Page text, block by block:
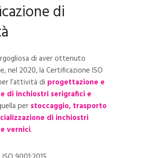
di
di aver ottenuto
nel 2020, la Certificazione ISO
l’attività di progettazione e
di inchiostri serigrafici e
per stoccaggio, trasporto
di inchiostri
vernici.